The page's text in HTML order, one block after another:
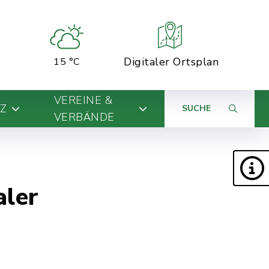
15 °C Digitaler Ortsplan
VEREINE &
VERBÄNDE
SUCHE